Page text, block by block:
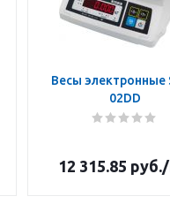
Весы электронные
02DD
12 315.85 руб.